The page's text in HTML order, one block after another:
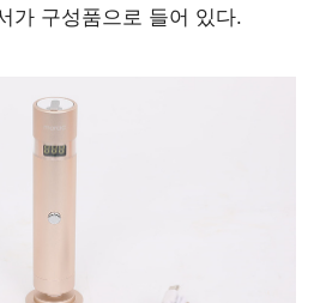
가 구성품으로 들어 있다.